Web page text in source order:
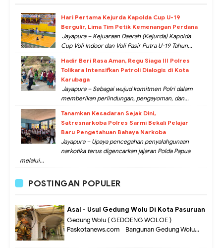
Hari Pertama Kejurda Kapolda Cup U-19
Bergulir, Lima Tim Petik Kemenangan Perdana
Jayapura – Kejuaraan Daerah (Kejurda) Kapolda
Cup Voli Indoor dan Voli Pasir Putra U-19 Tahun...
Hadir Beri Rasa Aman, Regu Siaga III Polres
Tolikara Intensifkan Patroli Dialogis di Kota
Karubaga
Jayapura – Sebagai wujud komitmen Polri dalam
memberikan perlindungan, pengayoman, dan...
Tanamkan Kesadaran Sejak Dini,
Satresnarkoba Polres Sarmi Bekali Pelajar
Baru Pengetahuan Bahaya Narkoba
Jayapura – Upaya pencegahan penyalahgunaan
narkotika terus digencarkan jajaran Polda Papua
melalui...
POSTINGAN POPULER
Asal - Usul Gedung Wolu Di Kota Pasuruan
Gedung Wolu ( GEDOENG WOLOE )
Paskotanews.com - Bangunan Gedung Wolu...